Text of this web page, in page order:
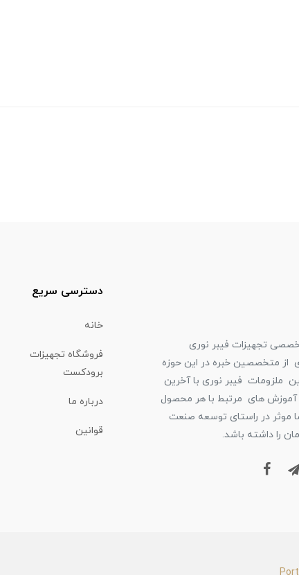
تجهیزات فیبر نوری
از متخصصین خبره در این حوزه
ملزومات فیبر نوری با آخرین
آموزش های مرتبط با هر محصول
موثر در راستای توسعه صنعت
را داشته باشد.
دسترسی سریع
خانه
فروشگاه تجهیزات
برودکست
درباره ما
قوانین